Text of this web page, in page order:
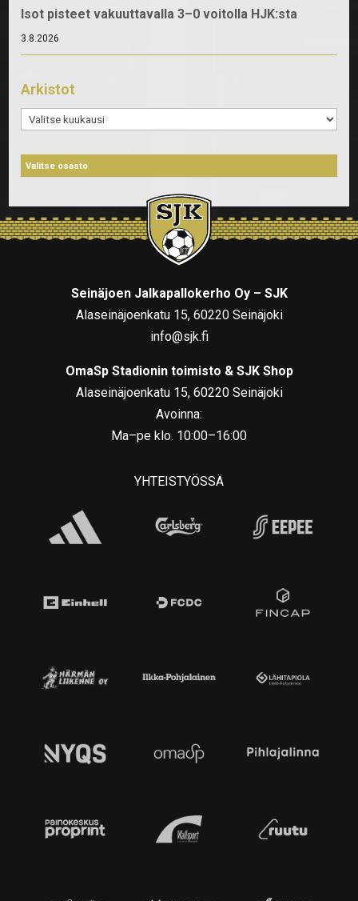
Isot pisteet vakuuttavalla 3–0 voitolla HJK:sta
3.8.2026
Arkistot
Arkistot
Seinäjoen Jalkapallokerho Oy – SJK
Alaseinäjoenkatu 15, 60220 Seinäjoki
info@sjk.fi
OmaSp Stadionin toimisto & SJK Shop
Alaseinäjoenkatu 15, 60220 Seinäjoki
Avoinna:
Ma–pe klo. 10:00–16:00
YHTEISTYÖSSÄ